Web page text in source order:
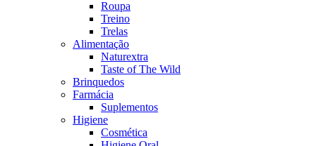
Roupa
Treino
Trelas
Alimentação
Naturextra
Taste of The Wild
Brinquedos
Farmácia
Suplementos
Higiene
Cosmética